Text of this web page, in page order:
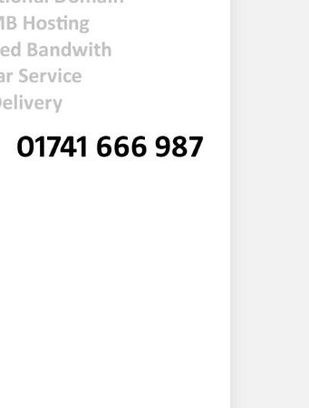
হাসিনাকে বক্তব্যের সুযোগ দিয়ে
জুলাই শহীদদের অসম্মান করেছে
ভারত: রিজভী